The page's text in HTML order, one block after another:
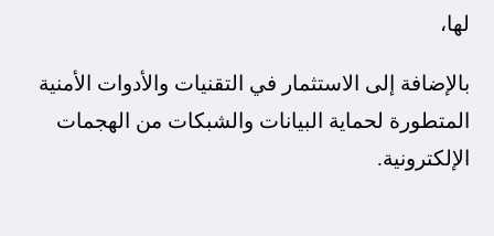
لها،
بالإضافة إلى الاستثمار في التقنيات والأدوات الأمنية
المتطورة لحماية البيانات والشبكات من الهجمات
الإلكترونية.